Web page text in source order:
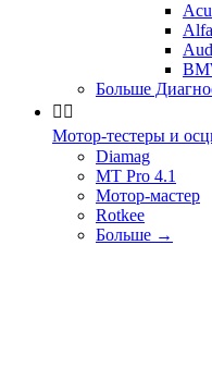
Больше
 
Мотор-тестеры и
Diamag
MT Pro 4.1
Мотор-мастер
Rotkee
Больше →